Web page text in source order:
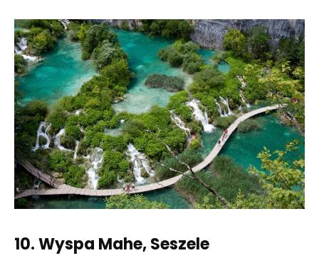
10. Wyspa Mahe, Seszele